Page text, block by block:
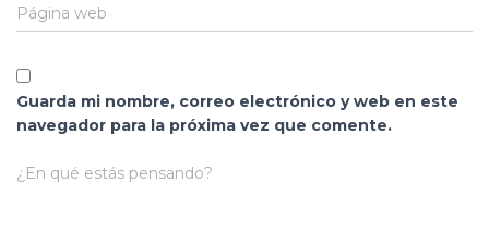
Página web
Guarda mi nombre, correo electrónico y web en este
navegador para la próxima vez que comente.
¿En qué estás pensando?